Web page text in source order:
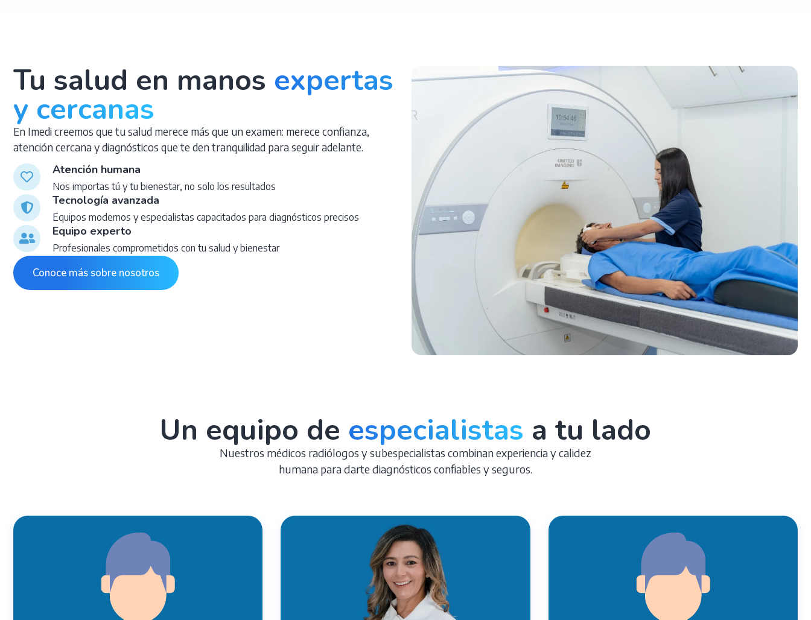
Tu salud en manos expertas
y cercanas
En Imedi creemos que tu salud merece más que un examen: merece confianza,
atención cercana y diagnósticos que te den tranquilidad para seguir adelante.
Atención humana
Nos importas tú y tu bienestar, no solo los resultados
Tecnología avanzada
Equipos modernos y especialistas capacitados para diagnósticos precisos
Equipo experto
Profesionales comprometidos con tu salud y bienestar
Conoce más sobre nosotros
Un equipo de especialistas a tu lado
Nuestros médicos radiólogos y subespecialistas combinan experiencia y calidez
humana para darte diagnósticos confiables y seguros.